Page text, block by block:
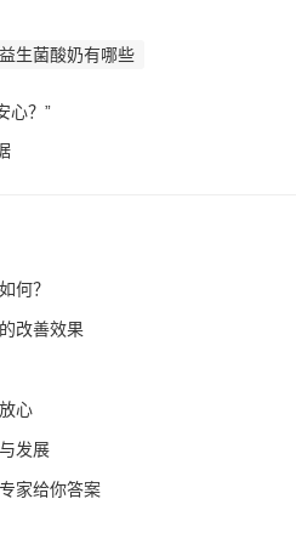
生菌酸奶有哪些
心？”
何？
改善效果
心
发展
家给你答案